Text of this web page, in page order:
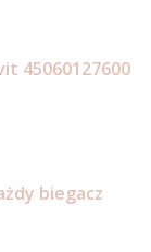
45060127600
biegacz